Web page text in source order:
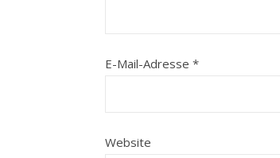
E-Mail-Adresse *
Website